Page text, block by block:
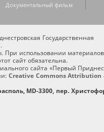
Документальный фильм
Государственная
При использовании
сайт обязательна.
сайта «Первый
Creative Commons Attribution
MD-3300, пер.